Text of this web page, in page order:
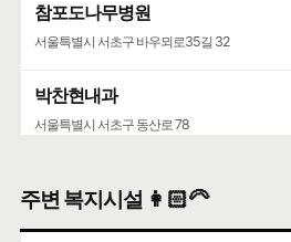
참포도나무병원
서울특별시 서초구 바우뫼로35길 32
박찬현내과
서울특별시 서초구 동산로 78
주변 복지시설 👩🏻‍🦳